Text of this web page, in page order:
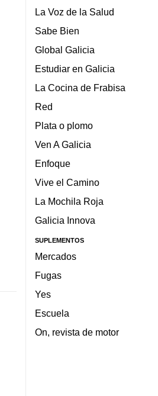
La Voz de la Salud
Sabe Bien
Global Galicia
Estudiar en Galicia
La Cocina de Frabisa
Red
Plata o plomo
Ven A Galicia
Enfoque
Vive el Camino
La Mochila Roja
Galicia Innova
SUPLEMENTOS
Mercados
Fugas
Yes
Escuela
On, revista de motor